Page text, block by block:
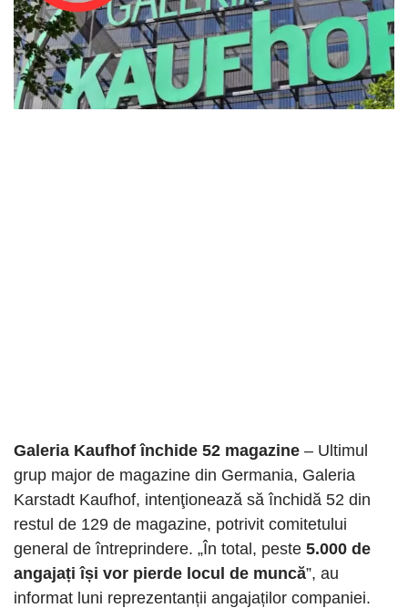
Galeria Kaufhof închide 52 magazine – Ultimul
grup major de magazine din Germania, Galeria
Karstadt Kaufhof, intenţionează să închidă 52 din
restul de 129 de magazine, potrivit comitetului
general de întreprindere. „În total, peste 5.000 de
angajați își vor pierde locul de muncă”, au
informat luni reprezentanții angajaților companiei.